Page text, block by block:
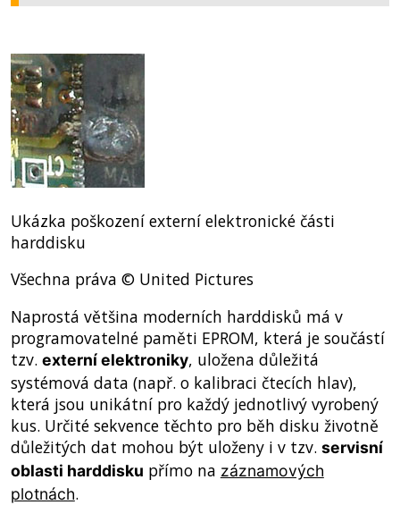
Ukázka poškození externí elektronické části
harddisku
Všechna práva © United Pictures
Naprostá většina moderních harddisků má v
programovatelné paměti EPROM, která je součástí
tzv. externí elektroniky, uložena důležitá
systémová data (např. o kalibraci čtecích hlav),
která jsou unikátní pro každý jednotlivý vyrobený
kus. Určité sekvence těchto pro běh disku životně
důležitých dat mohou být uloženy i v tzv. servisní
oblasti harddisku přímo na záznamových
plotnách.